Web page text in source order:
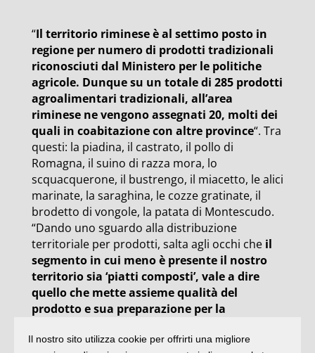
“Il territorio riminese è al settimo posto in
regione per numero di prodotti tradizionali
riconosciuti dal Ministero per le politiche
agricole. Dunque su un totale di 285 prodotti
agroalimentari tradizionali, all’area
riminese ne vengono assegnati 20, molti dei
quali in coabitazione con altre province“. Tra
questi: la piadina, il castrato, il pollo di
Romagna, il suino di razza mora, lo
scquacquerone, il bustrengo, il miacetto, le alici
marinate, la saraghina, le cozze gratinate, il
brodetto di vongole, la patata di Montescudo.
“Dando uno sguardo alla distribuzione
territoriale per prodotti, salta agli occhi che il
segmento in cui meno è presente il nostro
territorio sia ‘piatti composti’, vale a dire
quello che mette assieme qualità del
prodotto e sua preparazione per la
qualsiasi internauta prima di mettersi in
Il nostro sito utilizza cookie per offrirti una migliore